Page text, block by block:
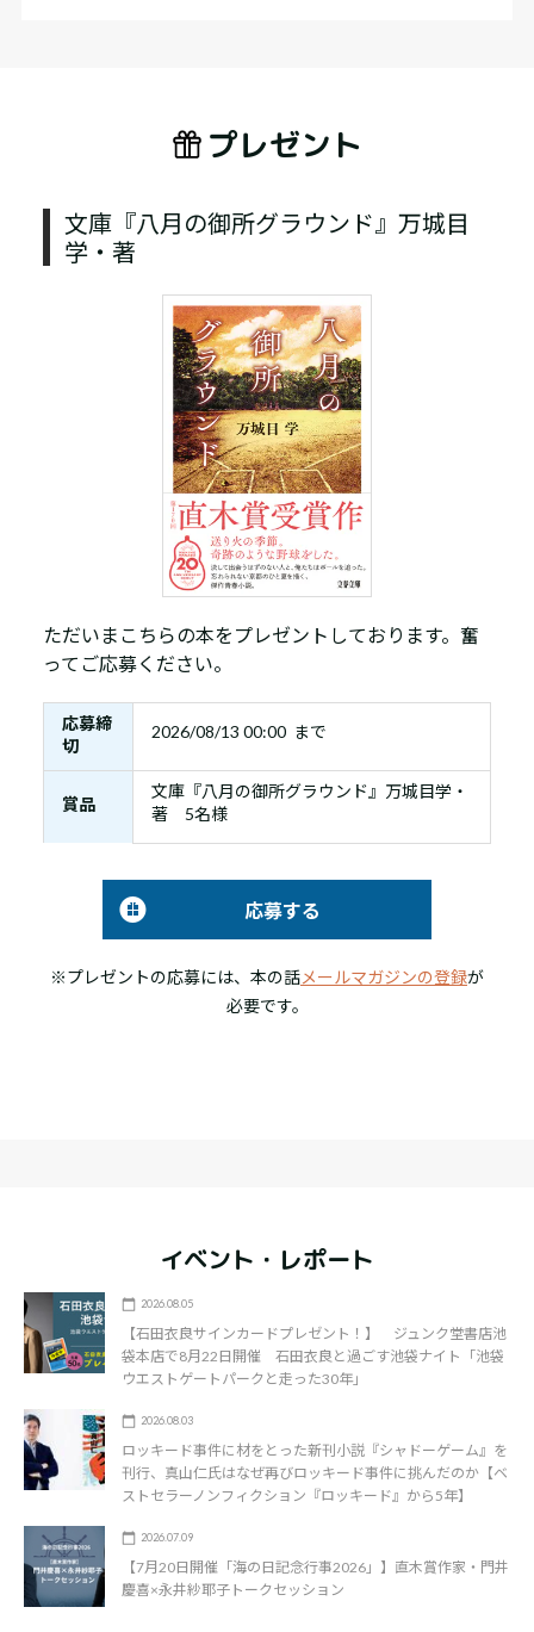
プレゼント
文庫『八月の御所グラウンド』万城目
学・著
ただいまこちらの本をプレゼントしております。奮
ってご応募ください。
応募締
切
2026/08/13 00:00 まで
賞品
文庫『八月の御所グラウンド』万城目学・
著 5名様
応募する
※プレゼントの応募には、本の話メールマガジンの登録が
必要です。
イベント・レポート
2026.08.05
【石田衣良サインカードプレゼント！】 ジュンク堂書店池
袋本店で8月22日開催 石田衣良と過ごす池袋ナイト「池袋
ウエストゲートパークと走った30年」
2026.08.03
ロッキード事件に材をとった新刊小説『シャドーゲーム』を
刊行、真山仁氏はなぜ再びロッキード事件に挑んだのか【ベ
ストセラーノンフィクション『ロッキード』から5年】
2026.07.09
【7月20日開催「海の日記念行事2026」】直木賞作家・門井
慶喜×永井紗耶子トークセッション